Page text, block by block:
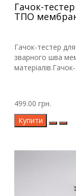
Гачок-
ТПО
Гачок-тестер для
зварного шва
499.00 грн.
Купити